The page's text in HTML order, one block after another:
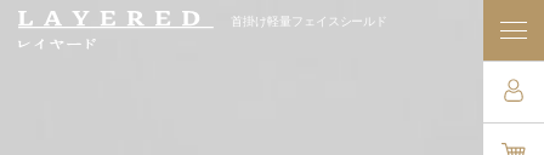
首掛け軽量フェイスシールド